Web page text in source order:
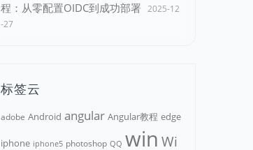
程：从零配置OIDC到成功部署 2025-12
-27
标签云
adobe Android angular Angular教程 edge
iphone iphone5 photoshop QQ win Wi